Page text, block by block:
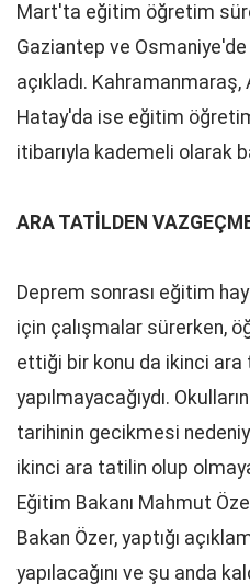
Mart'ta eğitim öğretim
Gaziantep ve Osmaniye'de
açıkladı. Kahramanmaraş,
Hatay'da ise eğitim
itibarıyla kademeli olarak
ARA TATİLDEN
Deprem sonrası eğitim
için çalışmalar sürerken,
ettiği bir konu da ikinci ara
yapılmayacağıydı.
tarihinin gecikmesi
ikinci ara tatilin olup
Eğitim Bakanı Mahmut
Bakan Özer, yaptığı
yapılacağını ve şu anda